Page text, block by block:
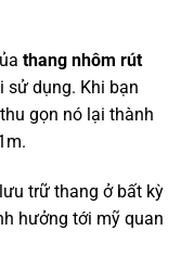
thang nhôm rút
sử dụng. Khi bạn
gọn nó lại thành
trữ thang ở bất kỳ
hưởng tới mỹ quan